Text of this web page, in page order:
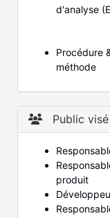
d'analyse
Procédure
méthode
Public visé
produit